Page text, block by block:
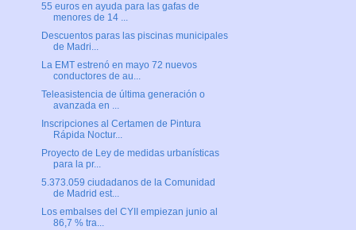
55 euros en ayuda para las gafas de
menores de 14 ...
Descuentos paras las piscinas municipales
de Madri...
La EMT estrenó en mayo 72 nuevos
conductores de au...
Teleasistencia de última generación o
avanzada en ...
Inscripciones al Certamen de Pintura
Rápida Noctur...
Proyecto de Ley de medidas urbanísticas
para la pr...
5.373.059 ciudadanos de la Comunidad
de Madrid est...
Los embalses del CYII empiezan junio al
86,7 % tra...